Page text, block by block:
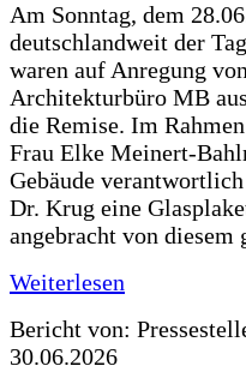
Am Sonntag, dem
deutschlandweit der
waren auf Anregung
Architekturbüro MB
die Remise. Im
Frau Elke Meinert-
Gebäude
Dr. Krug eine
angebracht von diesem
Weiterlesen
Bericht von:
30.06.2026